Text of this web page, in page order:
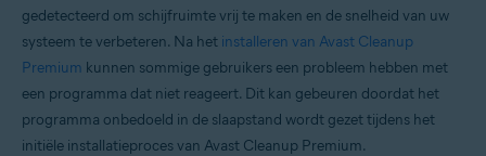
Microsoft Windows 11 Home / Pro / Enterprise / Education
Microsoft Windows 8.1 / Pro / Enterprise – 32-/64-bits
Microsoft Windows 8 / Pro / Enterprise – 32-/64-bits
Microsoft Windows 7 Home Basic / Home Premium / Professional /
gedetecteerd om schijfruimte vrij te maken en de snelheid van uw
systeem te verbeteren. Na het installeren van Avast Cleanup
Premium kunnen sommige gebruikers een probleem hebben met
een programma dat niet reageert. Dit kan gebeuren doordat het
programma onbedoeld in de slaapstand wordt gezet tijdens het
initiële installatieproces van Avast Cleanup Premium.